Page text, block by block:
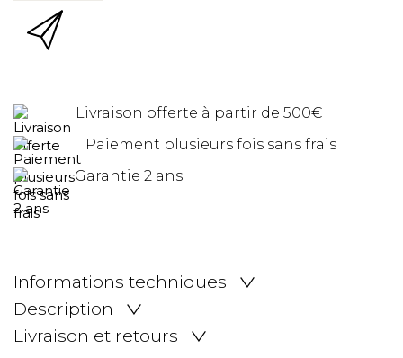
Livraison offerte à partir de 500€
Paiement plusieurs fois sans frais
Garantie 2 ans
Informations techniques
Description
Livraison et retours